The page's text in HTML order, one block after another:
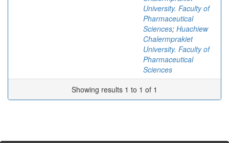
University. Faculty of
Pharmaceutical
Sciences; Huachiew
Chalermprakiet
University. Faculty of
Pharmaceutical
Sciences
Showing results 1 to 1 of 1